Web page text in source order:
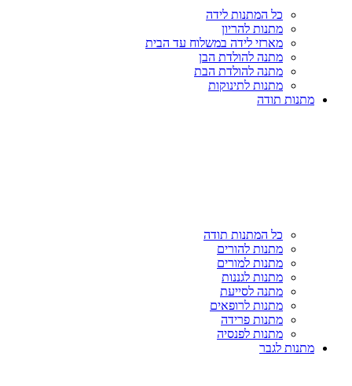
כל המתנות לידה
מתנות להריון
מארזי לידה במשלוח עד הבית
מתנה להולדת הבן
מתנה להולדת הבת
מתנות לתינוקות
מתנות תודה
כל המתנות תודה
מתנות להורים
מתנות למורים
מתנות לגננות
מתנה לסייעת
מתנות לרופאים
מתנות פרידה
מתנות לפנסיה
מתנות לגבר